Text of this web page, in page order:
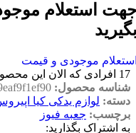
استعلام
موجودی و قیمت
17 افرادی که الان این
شناسه محصول:
دسته: لوازم یدکی کیا
برچسب: جعبه فیوز
به اشتراک بگذارید: